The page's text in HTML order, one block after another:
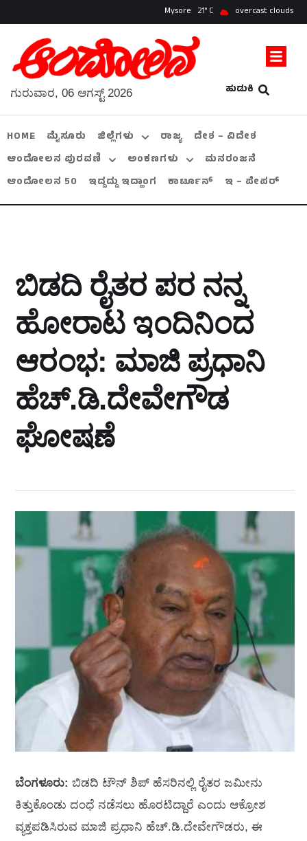
Mysore 21 overcast clouds
ಹುಡುಕಿ
ಗುರುವಾರ, 06 ಆಗಸ್ಟ್ 2026
HOME ಮೈಸೂರು ಜಿಲ್ಲೆಗಳು ರಾಜ್ಯ
ದೇಶ – ವಿದೇಶ
ಆಂದೋಲನ ಪುರವಣಿ
ಅಂಕಣಗಳು
ಮನರಂಜನೆ
ಆಂದೋಲನ 50
ಇದ್ದದ್ದು ಇದ್ಹಾಂಗ ಕಾರ್ಟೂನ್ ಇ – ಪೇಪರ್
ಬಿಡದಿ ರೈತರ ಪರ ನನ್ನ
ಹೋರಾಟ ಇಂದಿನಿಂದ
ಆರಂಭ: ಮಾಜಿ ಪ್ರಧಾನಿ
ಹೆಚ್.ಡಿ.ದೇವೇಗೌಡ
ಘೋಷಣೆ
ಬೆಂಗಳೂರು: ಬಿಡದಿ ಟೌನ್ ಶಿಪ್ ಹೆಸರಿನಲ್ಲಿ ರೈತರ ಜಮೀನು
ಕಿತ್ತುಕೊಂಡು ದಂಧೆ ನಡೆಸಲು ಹೊರಟಿದ್ದಾರೆ ಎಂದು ಆಕ್ರೋಶ
ವ್ಯಕ್ತಪಡಿಸಿರುವ ಮಾಜಿ ಪ್ರಧಾನಿ ಹೆಚ್.ಡಿ.ದೇವೇಗೌಡರು, ಈ